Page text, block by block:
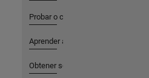
Probar o comprar
Aprender a utilizar
Obtener soporte